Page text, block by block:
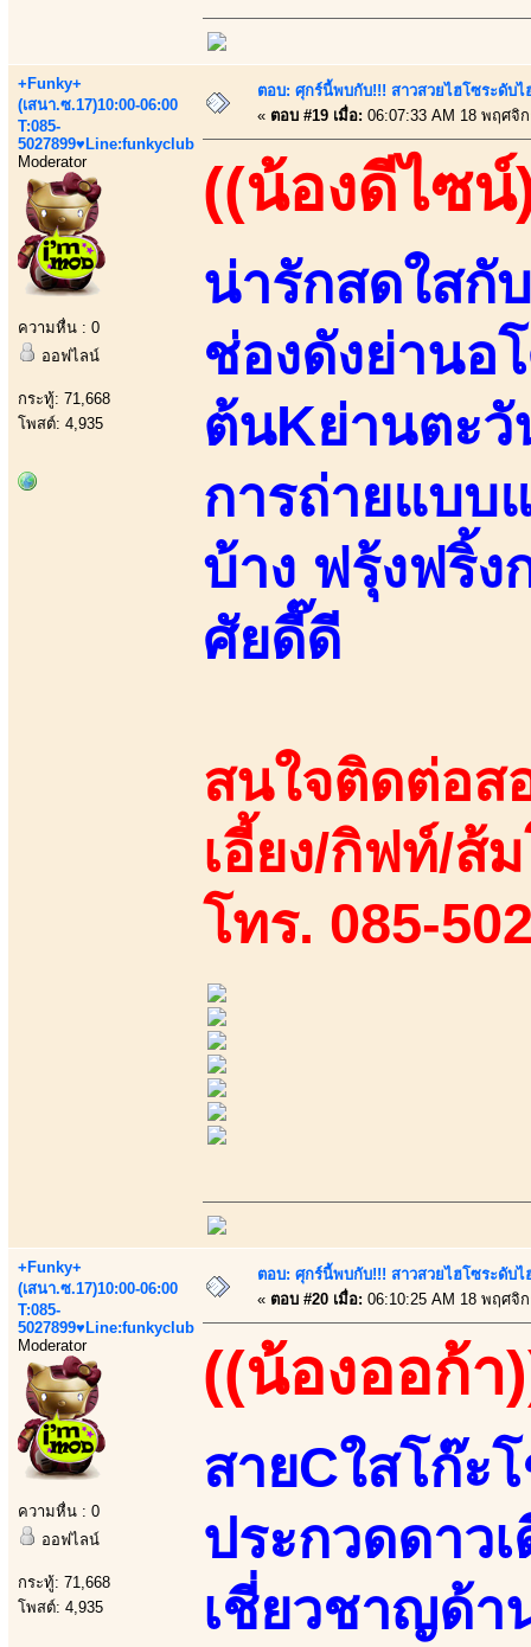
+Funky+
(เสนา.ซ.17)10:00-06:00
T:085-
5027899♥Line:funkyclub
Moderator
ความหื่น : 0
ออฟไลน์
กระทู้: 71,668
โพสต์: 4,935
ตอบ: ศุกร์นี้พบกับ!!! สาวสวยไฮโซระดับไ
« ตอบ #19 เมื่อ: 06:07:33 AM 18 พฤศจิ
((น้องดีไซน์
น่ารักสดใสกั
ช่องดังย่านอ
ต้นKย่านตะวั
การถ่ายแบบ
บ้าง ฟรุ้งฟริ้ง
ศัยดี๊ดี
สนใจติดต่อส
เอี้ยง/กิฟท์/ส้
โทร. 085-
+Funky+
(เสนา.ซ.17)10:00-06:00
T:085-
5027899♥Line:funkyclub
Moderator
ความหื่น : 0
ออฟไลน์
กระทู้: 71,668
โพสต์: 4,935
ตอบ: ศุกร์นี้พบกับ!!! สาวสวยไฮโซระดับไ
« ตอบ #20 เมื่อ: 06:10:25 AM 18 พฤศจิ
((น้องออก้า
สายCใสโก๊ะ
ประกวดดาว
เชี่ยวชาญด้า